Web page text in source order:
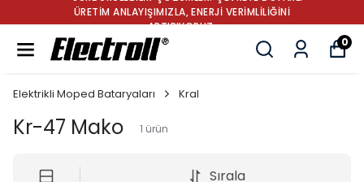
ÜRETİM ANLAYIŞIMIZLA, ENERJİ VERİMLİLİĞİNİ
ARTIRIYORUZ.
0
Elektrikli Moped Bataryaları Kral
Kr-47 Mako 1 ürün
Sırala